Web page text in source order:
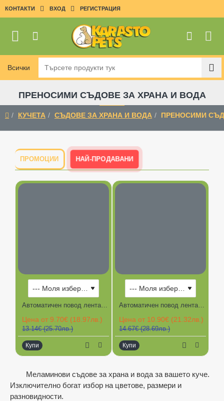
КОНТАКТИ ВХОД РЕГИСТРАЦИЯ
Всички
Търсете
продукти
ПРЕНОСИМИ СЪДОВЕ ЗА ХРАНА И ВОДА
КУЧЕТА СЪДОВЕ ЗА ХРАНА И ВОДА ПРЕНОСИМИ
ПРОМОЦИИ НАЙ-ПРОДАВАНИ
-26%
Цена от 9.70€ (18.97лв.)
13.14€ (25.70лв.)
Купи
-26%
Автоматичен повод лента двуцветен TECH XCHO 5 м, до 15 кг.
Цена от 10.90€ (21.32лв.)
14.67€ (28.69лв.)
Купи
Меламинови съдове за храна и вода за вашето куче.
Изключително богат избор на цветове, размери и
разновидности.